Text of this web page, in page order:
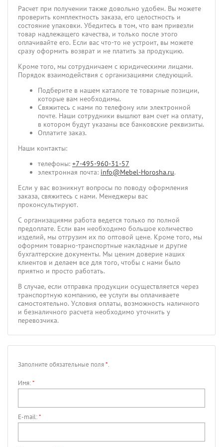
Расчет при получении также довольно удобен. Вы можете
проверить комплектность заказа, его целостность и
состояние упаковки. Убедитесь в том, что вам привезли
товар надлежащего качества, и только после этого
оплачивайте его. Если вас что-то не устроит, вы можете
сразу оформить возврат и не платить за продукцию.
Кроме того, мы сотрудничаем с юридическими лицами.
Порядок взаимодействия с организациями следующий.
Подберите в нашем каталоге те товарные позиции,
которые вам необходимы.
Свяжитесь с нами по телефону или электронной
почте. Наши сотрудники вышлют вам счет на оплату,
в котором будут указаны все банковские реквизиты.
Оплатите заказ.
Наши контакты:
телефоны: +7-495-960-31-57
электронная почта: info@Mebel-Horosha.ru.
Если у вас возникнут вопросы по поводу оформления
заказа, свяжитесь с нами. Менеджеры вас
проконсультируют.
С организациями работа ведется только по полной
предоплате. Если вам необходимо большое количество
изделий, мы отгрузим их по оптовой цене. Кроме того, мы
оформим товарно-транспортные накладные и другие
бухгалтерские документы. Мы ценим доверие наших
клиентов и делаем все для того, чтобы с нами было
приятно и просто работать.
В случае, если отправка продукции осуществляется через
транспортную компанию, ее услуги вы оплачиваете
самостоятельно. Условия оплаты, возможность наличного
и безналичного расчета необходимо уточнить у
перевозчика.
Заполните обязательные поля*.
Имя:*
E-mail:*